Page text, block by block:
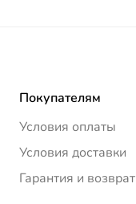
Покупателям
Условия оплаты
Условия доставки
Гарантия и возврат